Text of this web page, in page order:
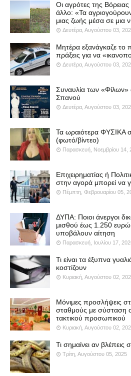
Οι αγρότες της Βόρειας
άλλο: «Τα
μιας ζωής μέσα σε μια
Δευτέρα, Αυγούστου 03,
Μητέρα εξανάγκαζε το
πράξεις για να
Δευτέρα, Αυγούστου 03,
Συναυλία των
Σπανού
Δευτέρα, Αυγούστου 03,
Τα ωραιότερα ΦΥΣΙΚΑ
(φωτό/βίντεο)
Παρασκευή, Νοεμβρίου 14,
Επιχειρηματίας ή
στην αγορά μπορεί να
Πέμπτη, Φεβρουαρίου 05,
ΔΥΠΑ: Ποιοι άνεργοι
μισθού έως 1.250
υποβάλουν αίτηση
Παρασκευή, Ιουλίου 17,
Τι είναι τα έξυπνα
κοστίζουν
Κυριακή, Αυγούστου 02,
Μόνιμες προσλήψεις
σταθμούς με σύσταση
τακτικού προσωπικού
Κυριακή, Αυγούστου 02,
Τι σημαίνει αν
Τρίτη, Αυγούστου 05, 2025